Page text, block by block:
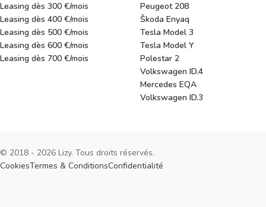
Leasing dès 300 €/mois
Leasing dès 400 €/mois
Leasing dès 500 €/mois
Leasing dès 600 €/mois
Leasing dès 700 €/mois
Peugeot 208
Škoda Enyaq
Tesla Model 3
Tesla Model Y
Polestar 2
Volkswagen ID.4
Mercedes EQA
Volkswagen ID.3
© 2018 - 2026 Lizy. Tous droits réservés.
CookiesTermes & ConditionsConfidentialité